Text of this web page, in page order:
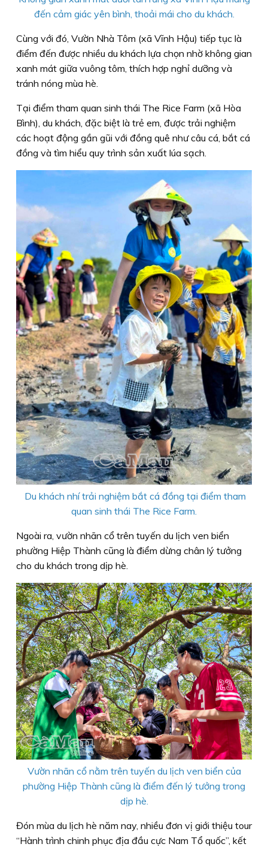
đến cảm giác yên bình, thoải mái cho du khách.
Cùng với đó, Vườn Nhà Tôm (xã Vĩnh Hậu) tiếp tục là
điểm đến được nhiều du khách lựa chọn nhờ không gian
xanh mát giữa vuông tôm, thích hợp nghỉ dưỡng và
tránh nóng mùa hè.
Tại điểm tham quan sinh thái The Rice Farm (xã Hòa
Bình), du khách, đặc biệt là trẻ em, được trải nghiệm
các hoạt động gần gũi với đồng quê như câu cá, bắt cá
đồng và tìm hiểu quy trình sản xuất lúa sạch.
Du khách nhí trải nghiệm bắt cá đồng tại điểm tham
quan sinh thái The Rice Farm.
Ngoài ra, vườn nhãn cổ trên tuyến du lịch ven biển
phường Hiệp Thành cũng là điểm dừng chân lý tưởng
cho du khách trong dịp hè.
Vườn nhãn cổ nằm trên tuyến du lịch ven biển của
phường Hiệp Thành cũng là điểm đến lý tưởng trong
dịp hè.
Đón mùa du lịch hè năm nay, nhiều đơn vị giới thiệu tour
“Hành trình chinh phục địa đầu cực Nam Tổ quốc”, kết